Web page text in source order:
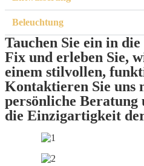
Beleuchtung
Tauchen Sie ein in
Fix und erleben Sie,
einem stilvollen,
Kontaktieren Sie uns
persönliche Beratung
die Einzigartigkeit